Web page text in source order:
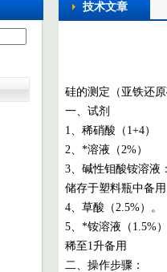
技术文章
硅的测定（亚铁还原
一、试剂
1、稀硝酸（ 1+4）
2、*溶液（2%）
3、碱性钼酸铵溶液
储存于塑料瓶中备用
4、草酸（2.5%）。
5、*铵溶液（ 1.5%
稀至 1升备用
二、操作步骤：